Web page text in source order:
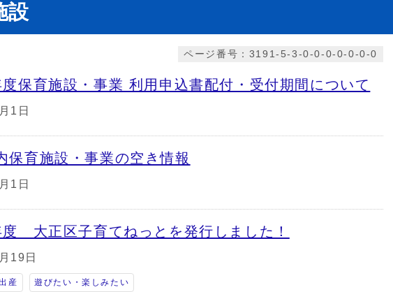
設
ページ番号：3191-5-3-0-0-0-0-0-0-0
保育施設・事業 利用申込書配付・受付期間について
1日
保育施設・事業の空き情報
1日
大正区子育てねっとを発行しました！
19日
産 遊びたい・楽しみたい